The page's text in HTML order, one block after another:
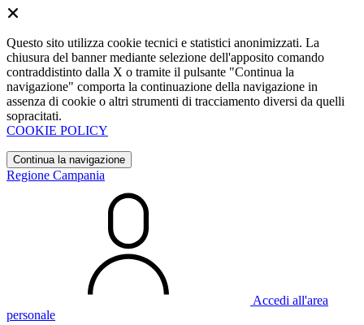
Questo sito utilizza cookie tecnici e statistici anonimizzati. La
chiusura del banner mediante selezione dell'apposito comando
contraddistinto dalla X o tramite il pulsante "Continua la
navigazione" comporta la continuazione della navigazione in
assenza di cookie o altri strumenti di tracciamento diversi da quelli
sopracitati.
COOKIE POLICY
Continua la navigazione
Regione Campania
Accedi all'area
personale